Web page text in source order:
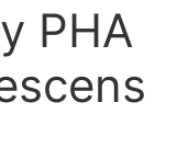
PHA